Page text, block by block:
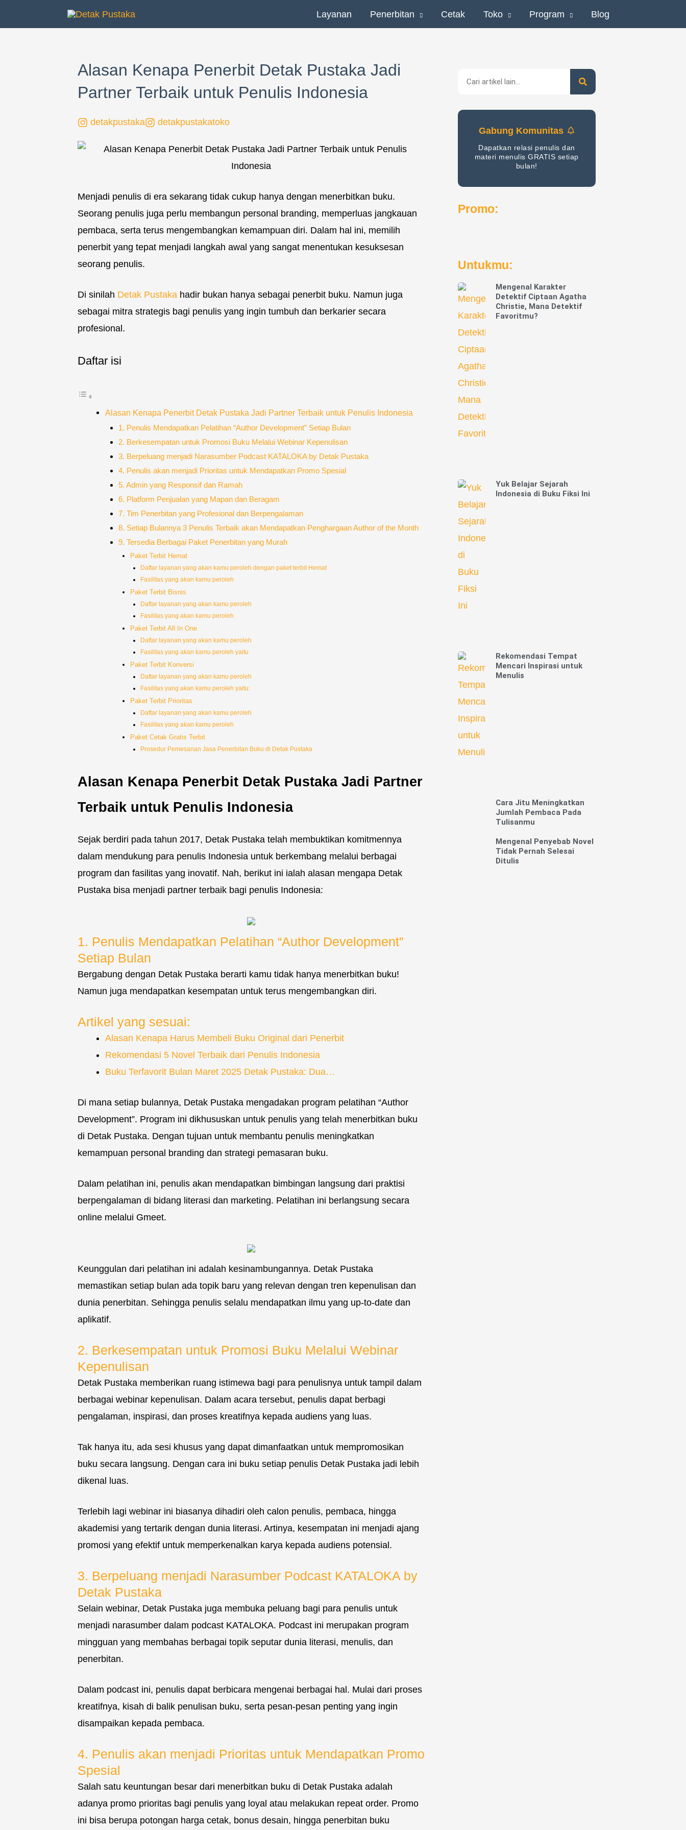
Layanan Penerbitan Cetak Toko Program Blog
Alasan Kenapa Penerbit Detak Pustaka Jadi
Partner Terbaik untuk Penulis Indonesia
detakpustaka detakpustakatoko
Menjadi penulis di era sekarang tidak cukup hanya dengan menerbitkan buku.
Seorang penulis juga perlu membangun personal branding, memperluas jangkauan
pembaca, serta terus mengembangkan kemampuan diri. Dalam hal ini, memilih
penerbit yang tepat menjadi langkah awal yang sangat menentukan kesuksesan
seorang penulis.
Di sinilah Detak Pustaka hadir bukan hanya sebagai penerbit buku. Namun juga
sebagai mitra strategis bagi penulis yang ingin tumbuh dan berkarier secara
profesional.
Daftar isi
Alasan Kenapa Penerbit Detak Pustaka Jadi Partner Terbaik untuk Penulis Indonesia
1. Penulis Mendapatkan Pelatihan “Author Development” Setiap Bulan
2. Berkesempatan untuk Promosi Buku Melalui Webinar Kepenulisan
3. Berpeluang menjadi Narasumber Podcast KATALOKA by Detak Pustaka
4. Penulis akan menjadi Prioritas untuk Mendapatkan Promo Spesial
5. Admin yang Responsif dan Ramah
6. Platform Penjualan yang Mapan dan Beragam
7. Tim Penerbitan yang Profesional dan Berpengalaman
8. Setiap Bulannya 3 Penulis Terbaik akan Mendapatkan Penghargaan Author of the Month
9. Tersedia Berbagai Paket Penerbitan yang Murah
Paket Terbit Hemat
Daftar layanan yang akan kamu peroleh dengan paket terbit Hemat
Fasilitas yang akan kamu peroleh
Paket Terbit Bisnis
Daftar layanan yang akan kamu peroleh
Fasilitas yang akan kamu peroleh
Paket Terbit All In One
Daftar layanan yang akan kamu peroleh
Fasilitas yang akan kamu peroleh yaitu
Paket Terbit Konversi
Daftar layanan yang akan kamu peroleh
Fasilitas yang akan kamu peroleh yaitu:
Paket Terbit Prioritas
Daftar layanan yang akan kamu peroleh
Fasilitas yang akan kamu peroleh
Paket Cetak Gratis Terbit
Prosedur Pemesanan Jasa Penerbitan Buku di Detak Pustaka
Alasan Kenapa Penerbit Detak Pustaka Jadi Partner
Terbaik untuk Penulis Indonesia
Sejak berdiri pada tahun 2017, Detak Pustaka telah membuktikan komitmennya
dalam mendukung para penulis Indonesia untuk berkembang melalui berbagai
program dan fasilitas yang inovatif. Nah, berikut ini ialah alasan mengapa Detak
Pustaka bisa menjadi partner terbaik bagi penulis Indonesia:
1. Penulis Mendapatkan Pelatihan “Author Development”
Setiap Bulan
Bergabung dengan Detak Pustaka berarti kamu tidak hanya menerbitkan buku!
Namun juga mendapatkan kesempatan untuk terus mengembangkan diri.
Artikel yang sesuai:
Alasan Kenapa Harus Membeli Buku Original dari Penerbit
Rekomendasi 5 Novel Terbaik dari Penulis Indonesia
Buku Terfavorit Bulan Maret 2025 Detak Pustaka: Dua…
Di mana setiap bulannya, Detak Pustaka mengadakan program pelatihan “Author
Development”. Program ini dikhususkan untuk penulis yang telah menerbitkan buku
di Detak Pustaka. Dengan tujuan untuk membantu penulis meningkatkan
kemampuan personal branding dan strategi pemasaran buku.
Dalam pelatihan ini, penulis akan mendapatkan bimbingan langsung dari praktisi
berpengalaman di bidang literasi dan marketing. Pelatihan ini berlangsung secara
online melalui Gmeet.
Keunggulan dari pelatihan ini adalah kesinambungannya. Detak Pustaka
memastikan setiap bulan ada topik baru yang relevan dengan tren kepenulisan dan
dunia penerbitan. Sehingga penulis selalu mendapatkan ilmu yang up-to-date dan
aplikatif.
2. Berkesempatan untuk Promosi Buku Melalui Webinar
Kepenulisan
Detak Pustaka memberikan ruang istimewa bagi para penulisnya untuk tampil dalam
berbagai webinar kepenulisan. Dalam acara tersebut, penulis dapat berbagi
pengalaman, inspirasi, dan proses kreatifnya kepada audiens yang luas.
Tak hanya itu, ada sesi khusus yang dapat dimanfaatkan untuk mempromosikan
buku secara langsung. Dengan cara ini buku setiap penulis Detak Pustaka jadi lebih
dikenal luas.
Terlebih lagi webinar ini biasanya dihadiri oleh calon penulis, pembaca, hingga
akademisi yang tertarik dengan dunia literasi. Artinya, kesempatan ini menjadi ajang
promosi yang efektif untuk memperkenalkan karya kepada audiens potensial.
3. Berpeluang menjadi Narasumber Podcast KATALOKA by
Detak Pustaka
Selain webinar, Detak Pustaka juga membuka peluang bagi para penulis untuk
menjadi narasumber dalam podcast KATALOKA. Podcast ini merupakan program
mingguan yang membahas berbagai topik seputar dunia literasi, menulis, dan
penerbitan.
Dalam podcast ini, penulis dapat berbicara mengenai berbagai hal. Mulai dari proses
kreatifnya, kisah di balik penulisan buku, serta pesan-pesan penting yang ingin
disampaikan kepada pembaca.
4. Penulis akan menjadi Prioritas untuk Mendapatkan Promo
Spesial
Salah satu keuntungan besar dari menerbitkan buku di Detak Pustaka adalah
adanya promo prioritas bagi penulis yang loyal atau melakukan repeat order. Promo
ini bisa berupa potongan harga cetak, bonus desain, hingga penerbitan buku
Gabung Komunitas
Dapatkan relasi penulis dan
materi menulis GRATIS setiap
bulan!
Promo:
Untukmu:
Mengenal Karakter
Detektif Ciptaan Agatha
Christie, Mana Detektif
Favoritmu?
Yuk Belajar Sejarah
Indonesia di Buku Fiksi Ini
Rekomendasi Tempat
Mencari Inspirasi untuk
Menulis
Cara Jitu Meningkatkan
Jumlah Pembaca Pada
Tulisanmu
Mengenal Penyebab Novel
Tidak Pernah Selesai
Ditulis